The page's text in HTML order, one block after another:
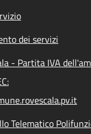
dei servizi
- Partita IVA
Telematico